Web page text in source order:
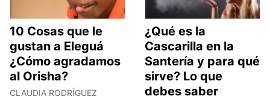
10 Cosas que le
gustan a Eleguá
¿Cómo agradamos
al Orisha?
CLAUDIA RODRÍGUEZ
¿Qué es la
Cascarilla en la
Santería y para qué
sirve? Lo que
debes saber